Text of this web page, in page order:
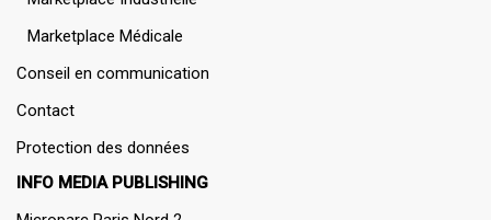
Marketplace Médicale
Conseil en communication
Contact
Protection des données
INFO MEDIA PUBLISHING